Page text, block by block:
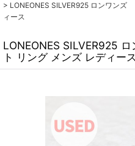
> LONEONES SILVER925 ロンワン
ィース
LONEONES SILVER925
ト リング メンズ レディース